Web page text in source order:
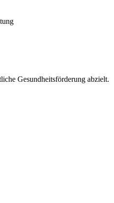
Gesundheitsförderung abzielt.